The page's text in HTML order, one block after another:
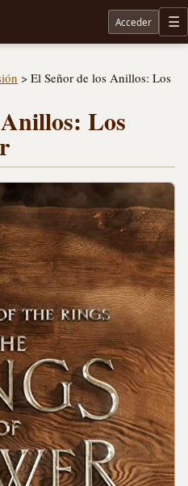
Los Anillos de Poder, La Caza de Gollum, la
Acceder
> El Señor de los Anillos: Los
Los